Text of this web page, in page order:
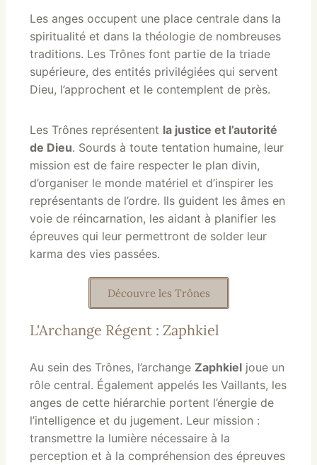
Les anges occupent une place centrale dans la
spiritualité et dans la théologie de nombreuses
traditions. Les Trônes font partie de la triade
supérieure, des entités privilégiées qui servent
Dieu, l’approchent et le contemplent de près.
Les Trônes représentent la justice et l’autorité
de Dieu. Sourds à toute tentation humaine, leur
mission est de faire respecter le plan divin,
d’organiser le monde matériel et d’inspirer les
représentants de l’ordre. Ils guident les âmes en
voie de réincarnation, les aidant à planifier les
épreuves qui leur permettront de solder leur
karma des vies passées.
Découvre les Trônes
L'Archange Régent : Zaphkiel
Au sein des Trônes, l’archange Zaphkiel joue un
rôle central. Également appelés les Vaillants, les
anges de cette hiérarchie portent l’énergie de
l’intelligence et du jugement. Leur mission :
transmettre la lumière nécessaire à la
perception et à la compréhension des épreuves